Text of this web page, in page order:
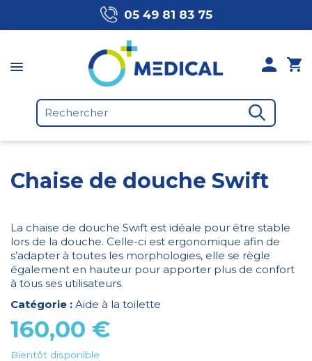
05 49 81 83 75
Chaise de douche Swift
La chaise de douche Swift est idéale pour être stable
lors de la douche. Celle-ci est ergonomique afin de
s’adapter à toutes les morphologies, elle se règle
également en hauteur pour apporter plus de confort
à tous ses utilisateurs.
Catégorie : Aide à la toilette
160,00 €
Bientôt disponible